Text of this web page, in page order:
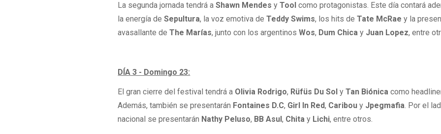
La segunda jornada tendrá aShawn Mendes yTool como protagonistas. Este día contará
la energía deSepultura, la voz emotiva deTeddy Swims, los hits deTate McRae y la
avasallante deThe Marías, junto con los argentinosWos, Dum Chica y Juan Lopez, entre
DÍA 3 - Domingo 23:
El gran cierre del festival tendrá a Olivia Rodrigo, Rüfüs Du Sol yTan Biónica como
Además, también se presentarán Fontaines D.C, Girl In Red, Caribou y Jpegmafia. Por el
nacional se presentarán Nathy Peluso, BB Asul, Chita y Lichi, entre otros.